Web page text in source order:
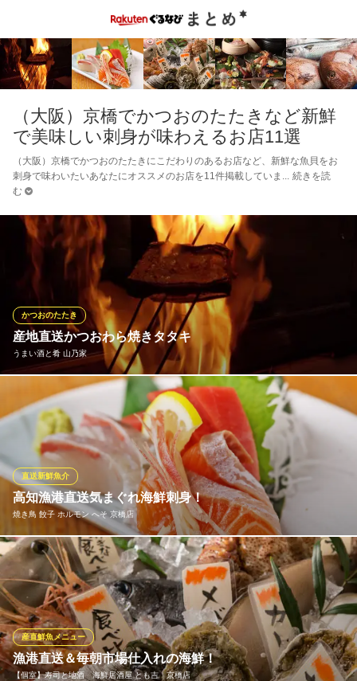
（大阪）京橋でかつおのたたきなど新鮮
で美味しい刺身が味わえるお店11選
（大阪）京橋でかつおのたたきにこだわりのあるお店など、新鮮な魚貝をお
刺身で味わいたいあなたにオススメのお店を11件掲載していま
続きを読
む
産地直送かつおわら焼きタタキ
うまい酒と肴 山乃家
かつおのたたき
当店名物の産地直送のかつおわら焼きタタキです。高知、鹿児
島、気仙沼など美味しい時期のカツオを産地の漁港より直接空輸
していますので鮮度は抜群です。オーダーごとに焼き炙るわら焼
きの香りと炎の迫力を是非お楽しみください。 カツオわら焼きタ
タキ 塩タタキ、ポン酢各１２８０円（税抜）
※こちらは夜のみのこだわりです。
うまい酒と肴 山乃家
カツオわら焼きと日本酒
ＪＲ京橋駅 徒歩5分
大阪府大阪市都島区都島南通り2-5-15
高知漁港直送気まぐれ海鮮刺身！
焼き鳥 餃子 ホルモン へそ 京橋店
直送新鮮魚介
その日仕入れた新鮮な海の幸を贅沢に盛り合わせた自慢の一品で
す。身がキュッと締まり、脂がのったお刺身は、仕入れによって
内容が変わるため、ご来店のたびに新しい旬の味覚と出会えま
す。新鮮な海鮮と美酒が織りなす極上のマリアージュで、至福の
ひとときをゆったりとお楽しみください。
焼き鳥 餃子 ホルモン へそ 京橋店
漁港直送＆毎朝市場仕入れの海鮮！
【個室】寿司と地酒 海鮮居酒屋 とも吉 京橋店
産直鮮魚メニュー